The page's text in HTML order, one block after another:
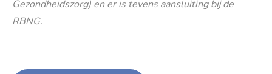
Gezondheidszorg) en er is tevens aansluiting bij de
RBNG.